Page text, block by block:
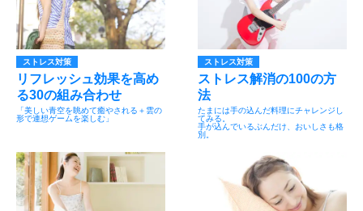
ストレス対策
リフレッシュ効果を高め
る30の組み合わせ
「美しい青空を眺めて癒やされる＋雲の
形で連想ゲームを楽しむ」
ストレス対策
ストレス解消の100の方
法
たまには手の込んだ料理にチャレンジし
てみる。
手が込んでいるぶんだけ、おいしさも格
別。